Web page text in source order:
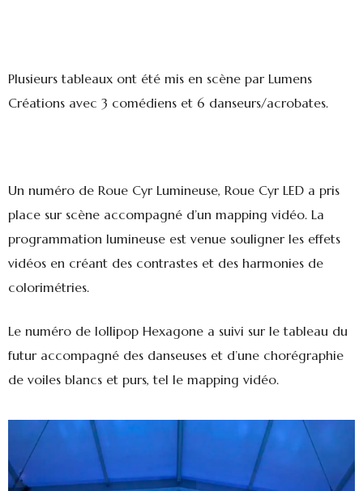
Plusieurs tableaux ont été mis en scène par Lumens
Créations avec 3 comédiens et 6 danseurs/acrobates.
Un numéro de Roue Cyr Lumineuse, Roue Cyr LED a pris
place sur scène accompagné d’un mapping vidéo. La
programmation lumineuse est venue souligner les effets
vidéos en créant des contrastes et des harmonies de
colorimétries.
Le numéro de lollipop Hexagone a suivi sur le tableau du
futur accompagné des danseuses et d’une chorégraphie
de voiles blancs et purs, tel le mapping vidéo.